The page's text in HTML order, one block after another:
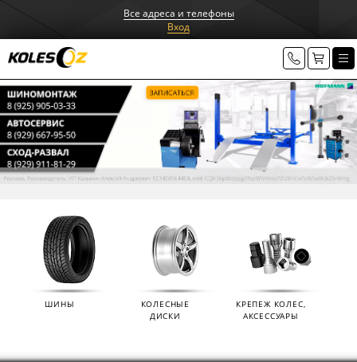
Все адреса и телефоны
Вход
ШИНЫ
КОЛЕСНЫЕ
ДИСКИ
КРЕПЕЖ КОЛЕС,
АКСЕССУАРЫ